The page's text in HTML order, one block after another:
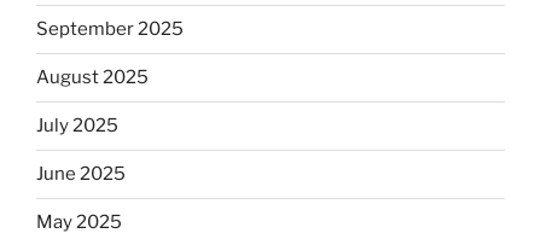
September 2025
August 2025
July 2025
June 2025
May 2025